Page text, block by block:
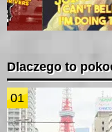
Dlaczego to
01